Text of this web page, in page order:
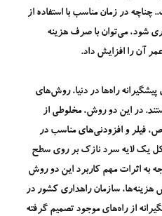
در زمان مناسب با استفاده از
شود، می‌توان با صرف هزینه
آن را افزایش داد.
راه‌ها در دنیا، روش‌های
در این دو روش، مخلوطی از
فیلر و افزودنی‌های مناسب در
یک لایه سرد نازک بر روی سطح
به اثرات مهم کاربرد این دو روش
سازمان راهداری کشور در
پیشگیرانه از راه‌های موجود تصمیم گرفته